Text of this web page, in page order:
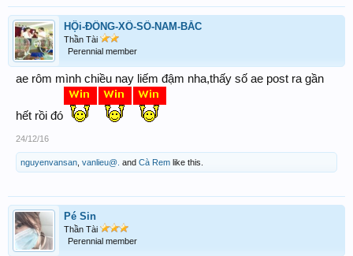
HỘi-ĐỒNG-XỔ-SỐ-NAM-BẮC
Thần Tài
Perennial member
ae rôm mình chiều nay liếm đậm nha,thấy số ae post ra gần
hết rồi đó
24/12/16
nguyenvansan vanlieu@. and Cà Rem like this.
Pé Sin
Thần Tài
Perennial member